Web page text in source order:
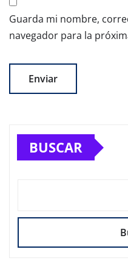
Guarda mi nombre,
navegador para la
BUSCAR